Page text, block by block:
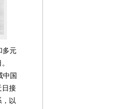
多元
中国
日接
，以